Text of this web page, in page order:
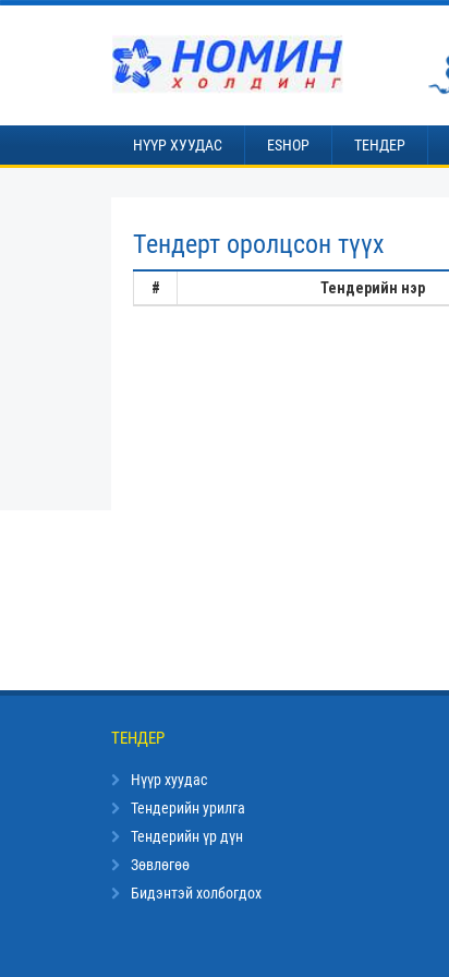
НҮҮР ХУУДАС ESHOP ТЕНДЕР
Тендерт оролцсон түүх
# Тендерийн нэр
ТЕНДЕР
Нүүр хуудас
Тендерийн урилга
Тендерийн үр дүн
Зөвлөгөө
Бидэнтэй холбогдох